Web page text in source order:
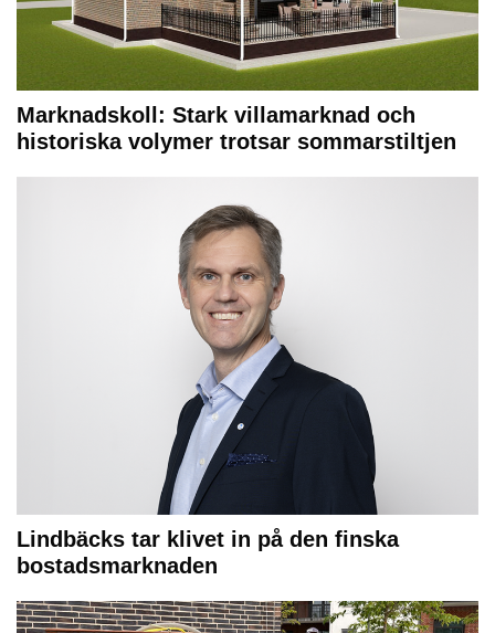
Marknadskoll: Stark villamarknad och
historiska volymer trotsar sommarstiltjen
Lindbäcks tar klivet in på den finska
bostadsmarknaden